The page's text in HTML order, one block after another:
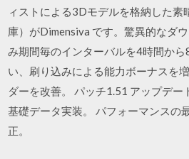
ィストによる3Dモデルを格納した素
庫）がDimensiva です。驚異的なダ
み期間毎のインターバルを4時間か
い、刷り込みによる能力ボーナスを
ダーを改善。 パッチ1.51 アップデ
基礎データ実装。 パフォーマンスの
正。